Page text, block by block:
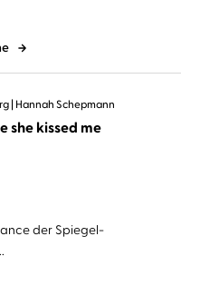
Hannah Schepmann
she kissed me
der Spiegel-